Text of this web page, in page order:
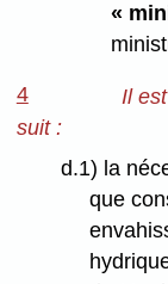
«
4
Il
suit :
d.1) la
que